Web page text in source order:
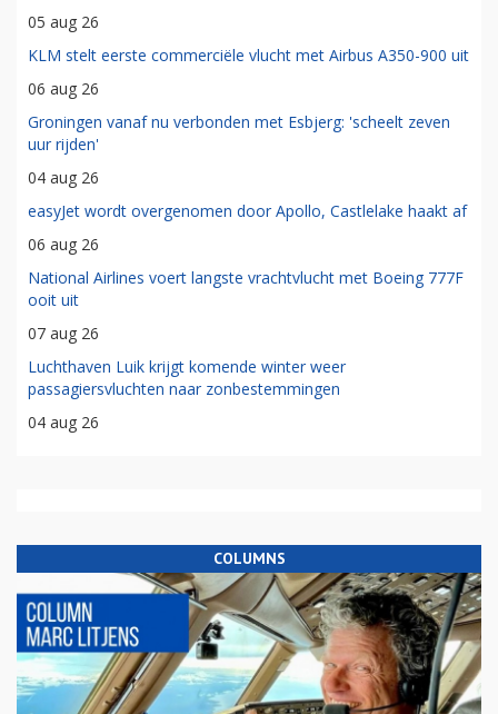
05 aug 26
KLM stelt eerste commerciële vlucht met Airbus A350-900 uit
06 aug 26
Groningen vanaf nu verbonden met Esbjerg: 'scheelt zeven
uur rijden'
04 aug 26
easyJet wordt overgenomen door Apollo, Castlelake haakt af
06 aug 26
National Airlines voert langste vrachtvlucht met Boeing 777F
ooit uit
07 aug 26
Luchthaven Luik krijgt komende winter weer
passagiersvluchten naar zonbestemmingen
04 aug 26
COLUMNS